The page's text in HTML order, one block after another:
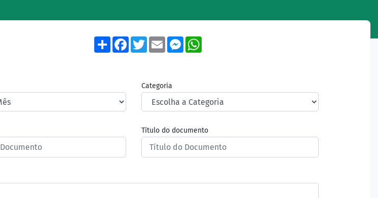
ShareFacebook
TwitterEmailMessenger
Categoria
Título do documento